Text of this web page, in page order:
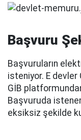
Başvuru
Başvuruların
isteniyor. E devler
GİB
Başvuruda
eksiksiz şekilde